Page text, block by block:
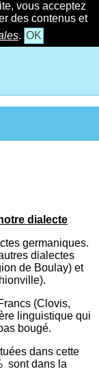
vous acceptez
des contenus et
. OK
dialecte
germaniques.
dialectes
de Boulay) et
(Clovis,
linguistique qui
bougé.
dans cette
sont dans la